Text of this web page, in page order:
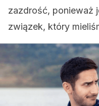
zazdrość, ponieważ
związek, który